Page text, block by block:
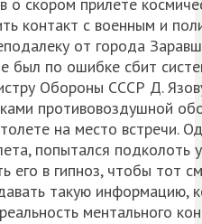
скором прилете
контакт с военным и
от города
был по ошибке сбит
Обороны СССР Д.
противовоздушной
на место встречи.
попытался
его в гипноз, чтобы тот
такую информацию,
ментального